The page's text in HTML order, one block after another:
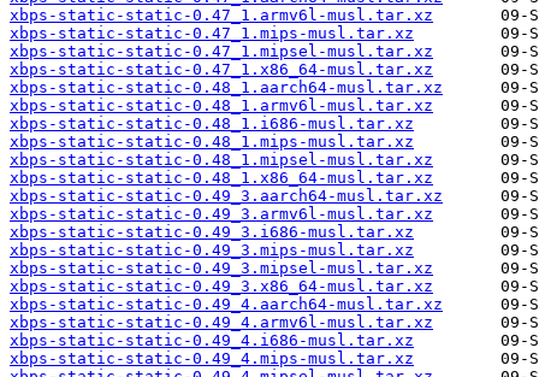
xbps-static-static-0.47_1.armv6l-musl.tar.xz
xbps-static-static-0.47_1.mips-musl.tar.xz
xbps-static-static-0.47_1.mipsel-musl.tar.xz
xbps-static-static-0.47_1.x86_64-musl.tar.xz
xbps-static-static-0.48_1.aarch64-musl.tar.xz
xbps-static-static-0.48_1.armv6l-musl.tar.xz
xbps-static-static-0.48_1.i686-musl.tar.xz
xbps-static-static-0.48_1.mips-musl.tar.xz
xbps-static-static-0.48_1.mipsel-musl.tar.xz
xbps-static-static-0.48_1.x86_64-musl.tar.xz
xbps-static-static-0.49_3.aarch64-musl.tar.xz
xbps-static-static-0.49_3.armv6l-musl.tar.xz
xbps-static-static-0.49_3.i686-musl.tar.xz
xbps-static-static-0.49_3.mips-musl.tar.xz
xbps-static-static-0.49_3.mipsel-musl.tar.xz
xbps-static-static-0.49_3.x86_64-musl.tar.xz
xbps-static-static-0.49_4.aarch64-musl.tar.xz
xbps-static-static-0.49_4.armv6l-musl.tar.xz
xbps-static-static-0.49_4.i686-musl.tar.xz
xbps-static-static-0.49_4.mips-musl.tar.xz